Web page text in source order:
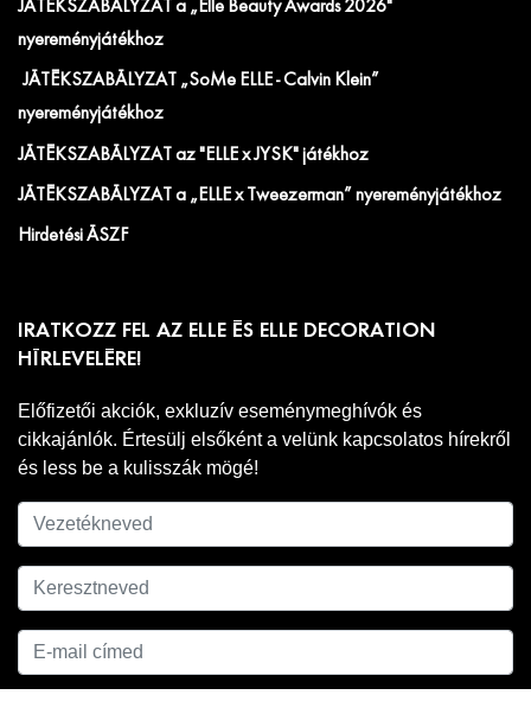
JÁTÉKSZABÁLYZAT a „Elle Beauty Awards 2026"
nyereményjátékhoz
JÁTÉKSZABÁLYZAT „SoMe ELLE - Calvin Klein”
nyereményjátékhoz
JÁTÉKSZABÁLYZAT az "ELLE x JYSK" játékhoz
JÁTÉKSZABÁLYZAT a „ELLE x Tweezerman” nyereményjátékhoz
Hirdetési ÁSZF
IRATKOZZ FEL AZ ELLE ÉS ELLE DECORATION
HÍRLEVELÉRE!
Előfizetői akciók, exkluzív eseménymeghívók és
cikkajánlók. Értesülj elsőként a velünk kapcsolatos hírekről
és less be a kulisszák mögé!